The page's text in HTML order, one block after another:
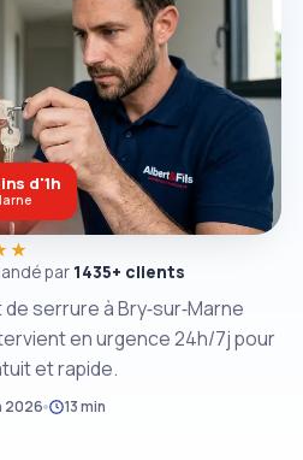
serrure à Bry‑sur‑Marne
en urgence 24h/7j pour
et rapide.
2026 13 min
par 1435+ clients
d'1h